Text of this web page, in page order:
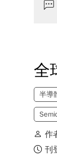
全
半導
作
刊